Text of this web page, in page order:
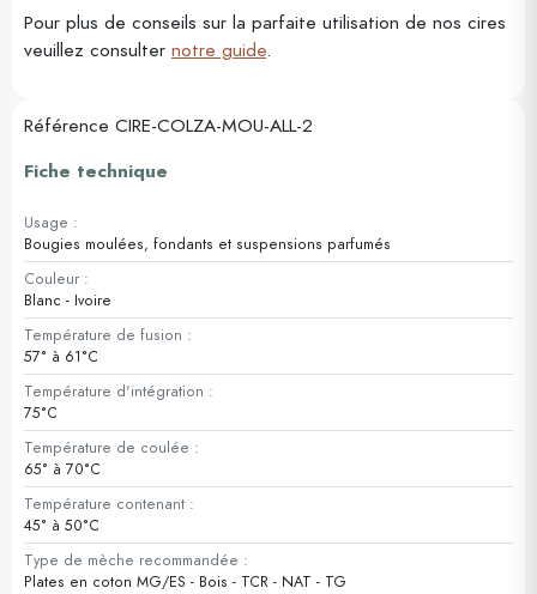
Pour plus de conseils sur la parfaite utilisation de nos cires
veuillez consulter notre guide.
Référence CIRE-COLZA-MOU-ALL-2
Fiche technique
Usage :
Bougies moulées, fondants et suspensions parfumés
Couleur :
Blanc - Ivoire
Température de fusion :
57° à 61°C
Température d'intégration :
75°C
Température de coulée :
65° à 70°C
Température contenant :
45° à 50°C
Type de mèche recommandée :
Plates en coton MG/ES - Bois - TCR - NAT - TG